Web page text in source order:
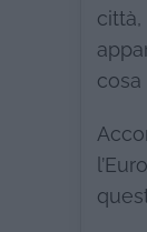
città,
cosa